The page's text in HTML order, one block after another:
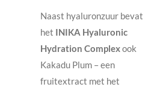
Naast hyaluronzuur bevat
het INIKA Hyaluronic
Hydration Complexook
Kakadu Plum – een
fruitextract met het